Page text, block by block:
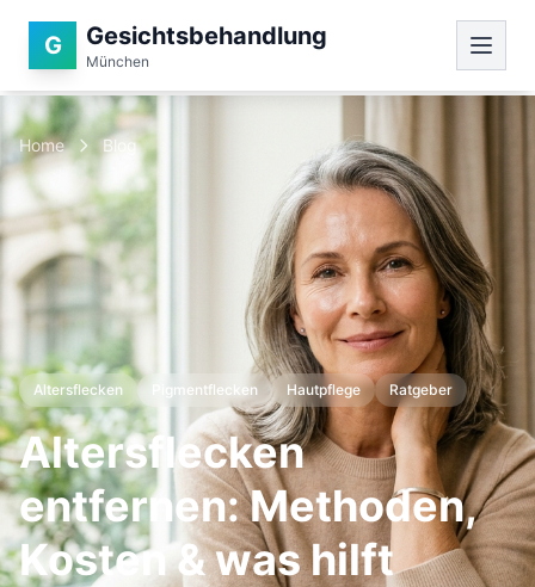
G Gesichtsbehandlung
München
Home Blog
Altersflecken Pigmentflecken Hautpflege Ratgeber
Altersflecken
entfernen: Methoden,
Kosten & was hilft